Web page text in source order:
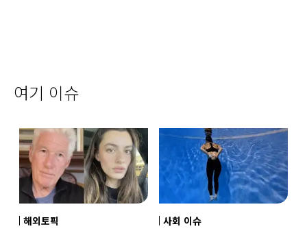
여기 이슈
해외토픽 사회 이슈